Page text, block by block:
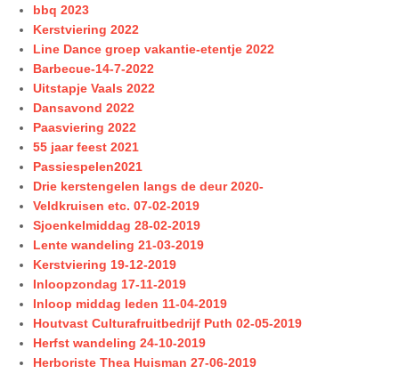
bbq 2023
Kerstviering 2022
Line Dance groep vakantie-etentje 2022
Barbecue-14-7-2022
Uitstapje Vaals 2022
Dansavond 2022
Paasviering 2022
55 jaar feest 2021
Passiespelen2021
Drie kerstengelen langs de deur 2020-
Veldkruisen etc. 07-02-2019
Sjoenkelmiddag 28-02-2019
Lente wandeling 21-03-2019
Kerstviering 19-12-2019
Inloopzondag 17-11-2019
Inloop middag leden 11-04-2019
Houtvast Culturafruitbedrijf Puth 02-05-2019
Herfst wandeling 24-10-2019
Herboriste Thea Huisman 27-06-2019